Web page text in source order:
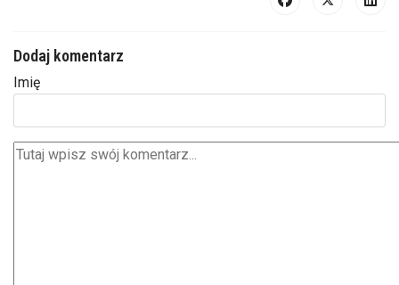
Dodaj komentarz
Imię